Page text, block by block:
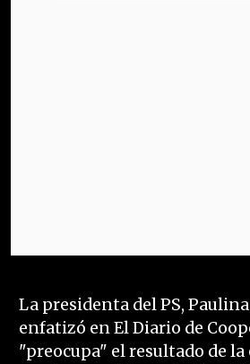
La presidenta del PS,
enfatizó en El Diario de
"preocupa" el resultado de